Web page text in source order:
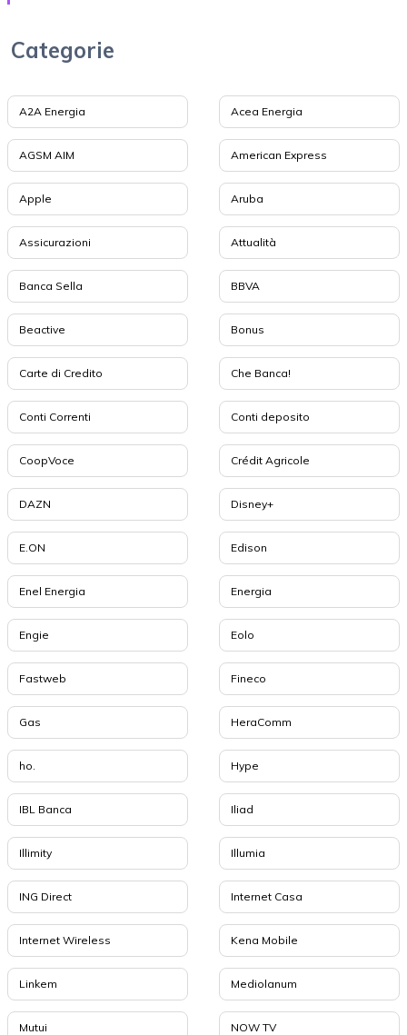
Categorie
A2A Energia Acea Energia
AGSM AIM American Express
Apple Aruba
Assicurazioni Attualità
Banca Sella BBVA
Beactive Bonus
Carte di Credito Che Banca!
Conti Correnti Conti deposito
CoopVoce Crédit Agricole
DAZN Disney+
E.ON Edison
Enel Energia Energia
Engie Eolo
Fastweb Fineco
Gas HeraComm
ho. Hype
IBL Banca Iliad
Illimity Illumia
ING Direct Internet Casa
Internet Wireless Kena Mobile
Linkem Mediolanum
Mutui NOW TV